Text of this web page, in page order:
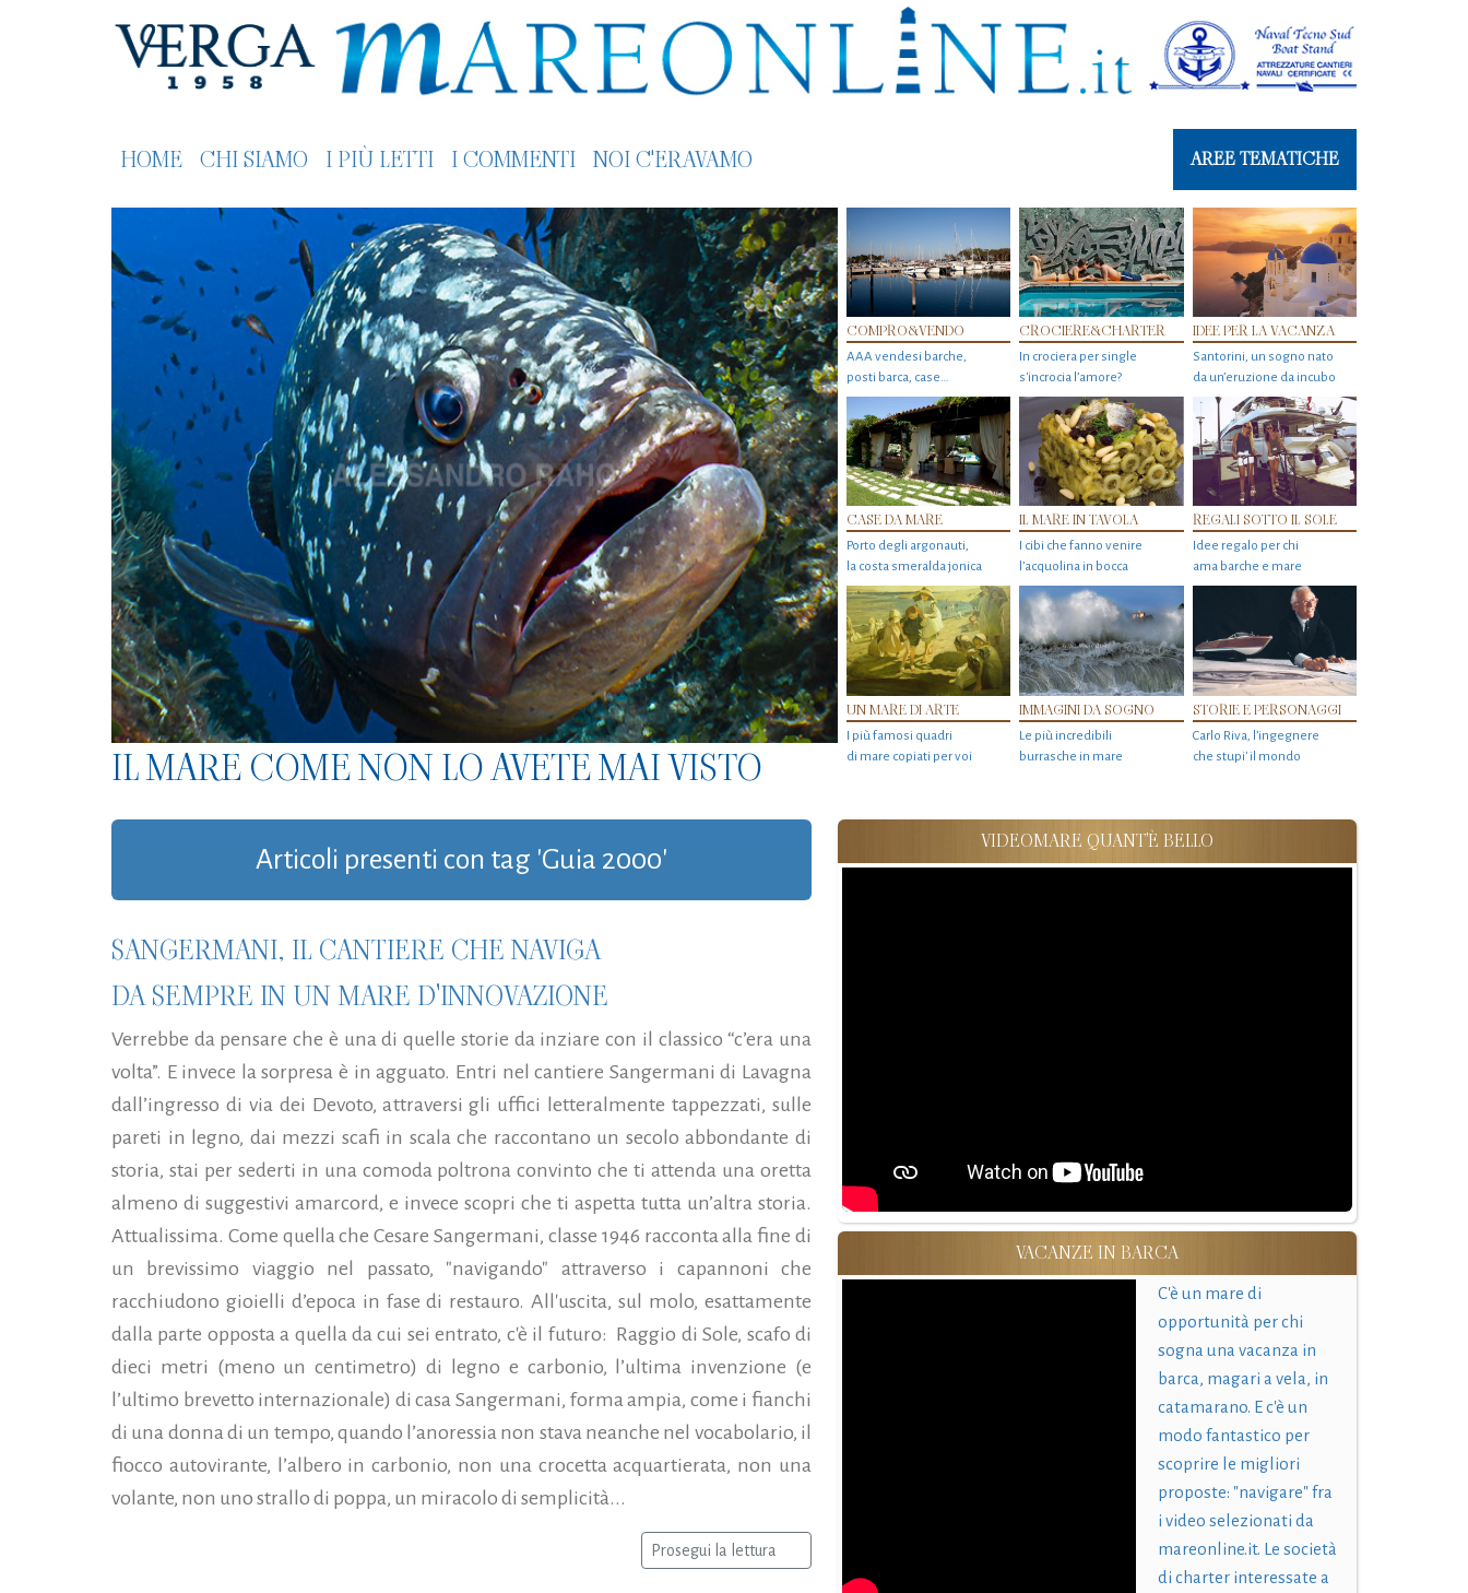
HOME CHI SIAMO I PIÙ LETTI I COMMENTI NOI C'ERAVAMO AREE TEMATICHE
IL MARE COME NON LO AVETE MAI VISTO
COMPRO&VENDO
AAA vendesi barche,
posti barca, case…
CROCIERE&CHARTER
In crociera per single
s'incrocia l’amore?
IDEE PER LA VACANZA
Santorini, un sogno nato
da un’eruzione da incubo
CASE DA MARE
Porto degli argonauti,
la costa smeralda jonica
IL MARE IN TAVOLA
I cibi che fanno venire
l’acquolina in bocca
REGALI SOTTO IL SOLE
Idee regalo per chi
ama barche e mare
UN MARE DI ARTE
I più famosi quadri
di mare copiati per voi
IMMAGINI DA SOGNO
Le più incredibili
burrasche in mare
STORIE E PERSONAGGI
Carlo Riva, l’ingegnere
che stupi' il mondo
Articoli presenti con tag 'Guia 2000'
SANGERMANI, IL CANTIERE CHE NAVIGA
DA SEMPRE IN UN MARE D'INNOVAZIONE
Verrebbe da pensare che è una di quelle storie da inziare con il classico “c’era una
volta”. E invece la sorpresa è in agguato. Entri nel cantiere Sangermani di Lavagna
dall’ingresso di via dei Devoto, attraversi gli uffici letteralmente tappezzati, sulle
pareti in legno, dai mezzi scafi in scala che raccontano un secolo abbondante di
storia, stai per sederti in una comoda poltrona convinto che ti attenda una oretta
almeno di suggestivi amarcord, e invece scopri che ti aspetta tutta un’altra storia.
Attualissima. Come quella che Cesare Sangermani, classe 1946 racconta alla fine di
un brevissimo viaggio nel passato, "navigando" attraverso i capannoni che
racchiudono gioielli d’epoca in fase di restauro. All'uscita, sul molo, esattamente
dalla parte opposta a quella da cui sei entrato, c'è il futuro: Raggio di Sole, scafo di
dieci metri (meno un centimetro) di legno e carbonio, l’ultima invenzione (e
l’ultimo brevetto internazionale) di casa Sangermani, forma ampia, come i fianchi
di una donna di un tempo, quando l’anoressia non stava neanche nel vocabolario, il
fiocco autovirante, l’albero in carbonio, non una crocetta acquartierata, non una
volante, non uno strallo di poppa, un miracolo di semplicità...
Prosegui la lettura
VIDEOMARE QUANT'È BELLO
VACANZE IN BARCA
C'è un mare di
opportunità per chi
sogna una vacanza in
barca, magari a vela, in
catamarano. E c'è un
modo fantastico per
scoprire le migliori
proposte: "navigare" fra
i video selezionati da
mareonline.it. Le società
di charter interessate a